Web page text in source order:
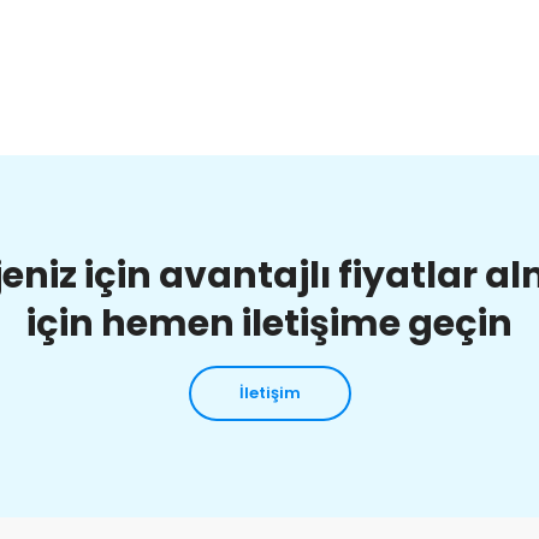
için avantajlı fiyatlar
için hemen iletişime geçin
İletişim